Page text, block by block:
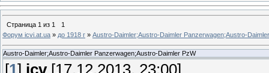
Страница 1 из 1
1
Форум icvi.at.ua » до 1918 г » Austro-Daimler;Austro-Daimler Panzerwagen;Austro-
Austro-Daimler;Austro-Daimler Panzerwagen;Austro-Daimler PzW
[1] icv[17.12.2013, 23:00]